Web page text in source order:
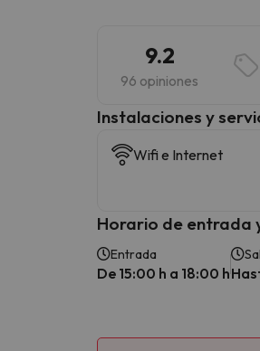
9.2
96 opiniones
Instalaciones y
Wifi e Internet
Horario de entrada
Entrada
De 15:00 h a 18:00 h